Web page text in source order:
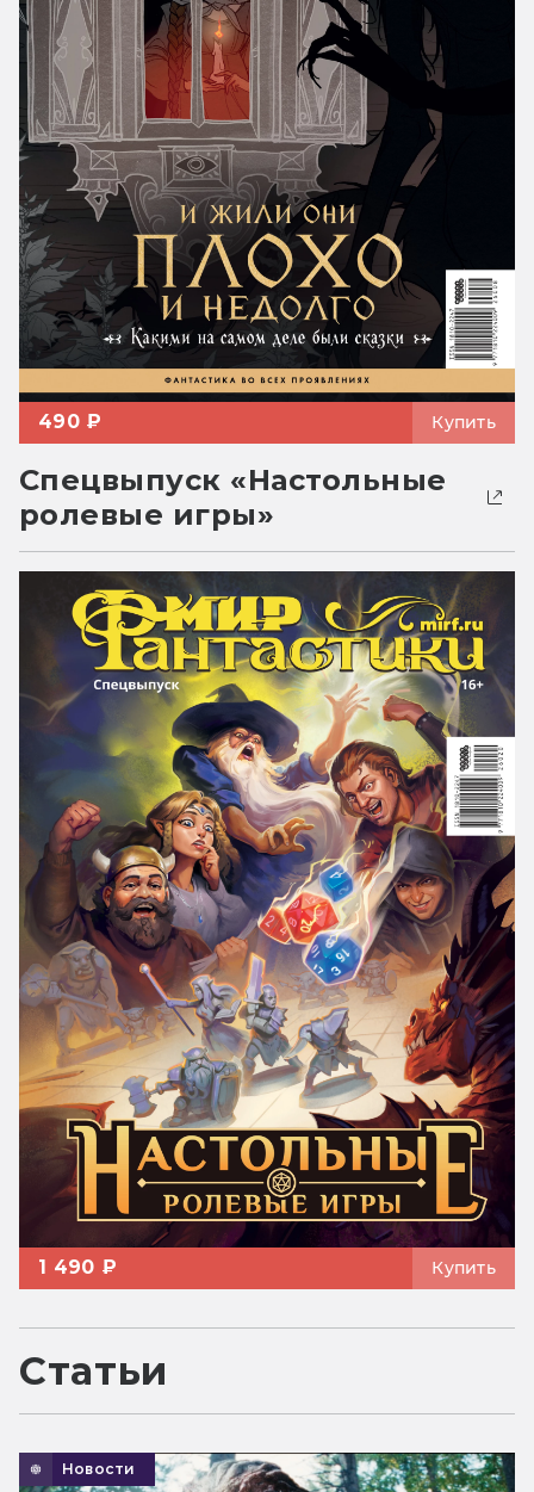
490 ₽ Купить
Спецвыпуск «Настольные
ролевые игры»
1 490 ₽ Купить
Статьи
Новости